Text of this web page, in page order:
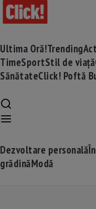
Ultima Oră!Trending
TimeSportStil de viață
SănătateClick! Poftă
Dezvoltare personală
grădinăModă